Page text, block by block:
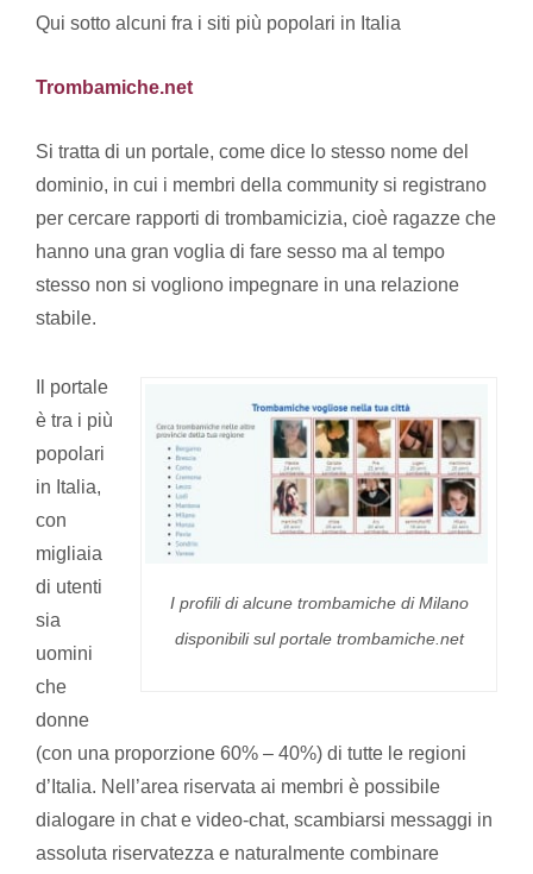
Qui sotto alcuni fra i siti più popolari in Italia
Trombamiche.net
Si tratta di un portale, come dice lo stesso nome del
dominio, in cui i membri della community si registrano
per cercare rapporti di trombamicizia, cioè ragazze che
hanno una gran voglia di fare sesso ma al tempo
stesso non si vogliono impegnare in una relazione
stabile.
I profili di alcune trombamiche di Milano
disponibili sul portale trombamiche.net
Il portale
è tra i più
popolari
in Italia,
con
migliaia
di utenti
sia
uomini
che
donne
(con una proporzione 60% – 40%) di tutte le regioni
d’Italia. Nell’area riservata ai membri è possibile
dialogare in chat e video-chat, scambiarsi messaggi in
assoluta riservatezza e naturalmente combinare